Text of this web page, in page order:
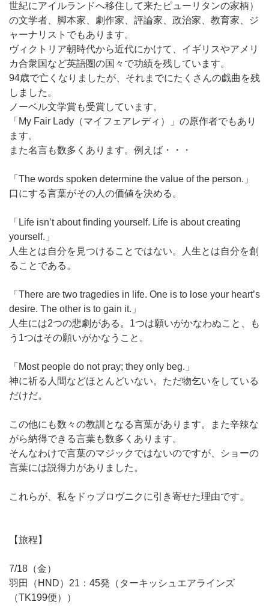
世紀にアイルランドへ移住して来たピューリタンの家柄）
の文学者、脚本家、劇作家、評論家、政治家、教育家、ジ
ャーナリストでもあります。
ヴィクトリア朝時代から近代にかけて、イギリスやアメリ
カ合衆国など英語圏の国々で功績を残しています。
94歳で亡くなりましたが、それまでにたくさんの戯曲を残
しました。
ノーベル文学賞も受賞しています。
「My Fair Lady（マイフェアレディ）」の原作者でもあり
ます。
また名言も数多くあります。例えば・・・
「The words spoken determine the value of the person.」
口にする言葉がその人の価値を決める。
「Life isn’t about finding yourself. Life is about creating
yourself.」
人生とは自分を見つけることではない。人生とは自分を創
ることである。
「There are two tragedies in life. One is to lose your heart’s
desire. The other is to gain it.」
人生には2つの悲劇がある。1つは願いがかなわぬこと、も
う1つはその願いがかなうこと。
「Most people do not pray; they only beg.」
神に祈る人間などほとんどいない。ただ物乞いをしている
だけだ。
この他にも数々の教訓となる言葉があります。また辛辣な
がら納得できる言葉も数多くあります。
そんなわけで言葉のマジックではないのですが、ショーの
言葉には説得力がありました。
これらが、私をドゥブロヴニクに引き寄せた理由です。
【旅程】
7/18（金）
羽田（HND）21：45発（ターキッシュエアラインズ
（TK199便））